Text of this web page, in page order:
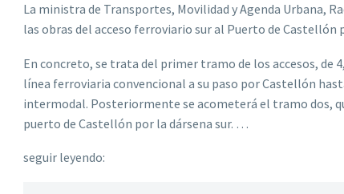
La ministra de Transportes, Movilidad y Agenda Urbana,
las obras del acceso ferroviario sur al Puerto de Castellón
En concreto, se trata del primer tramo de los accesos,
línea ferroviaria convencional a su paso por Castellón
intermodal. Posteriormente se acometerá el tramo dos,
puerto de Castellón por la dársena sur. …
seguir leyendo: